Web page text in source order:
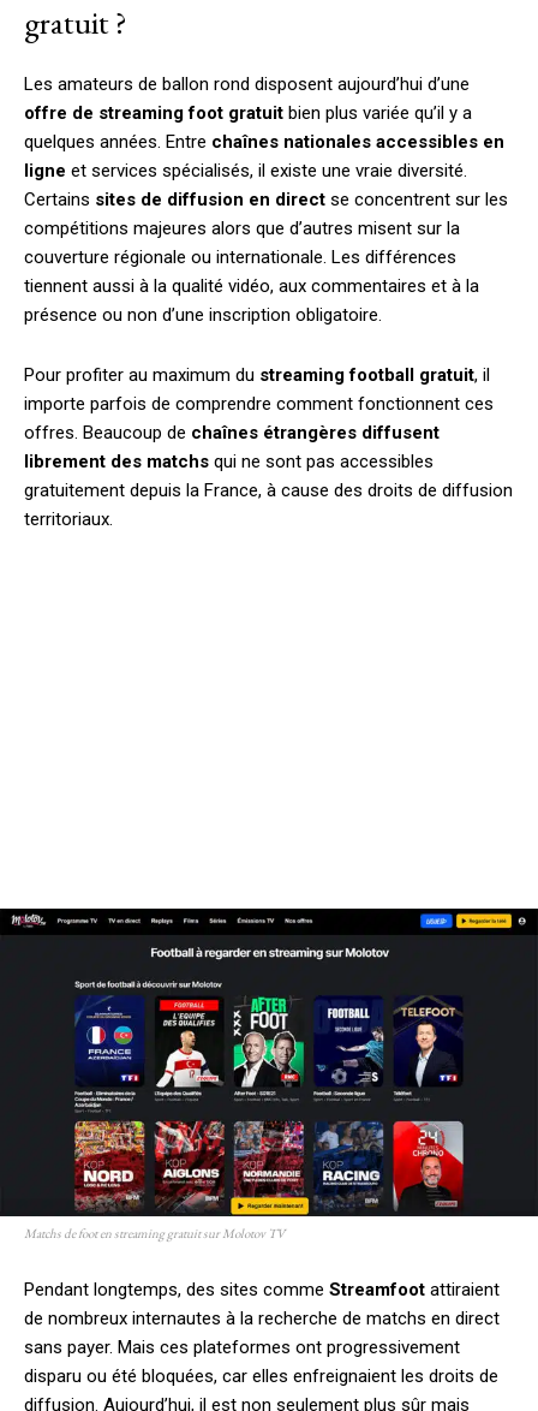
gratuit ?
Les amateurs de ballon rond disposent aujourd’hui d’une
offre de streaming foot gratuit bien plus variée qu’il y a
quelques années. Entre chaînes nationales accessibles en
ligne et services spécialisés, il existe une vraie diversité.
Certains sites de diffusion en direct se concentrent sur les
compétitions majeures alors que d’autres misent sur la
couverture régionale ou internationale. Les différences
tiennent aussi à la qualité vidéo, aux commentaires et à la
présence ou non d’une inscription obligatoire.
Pour profiter au maximum du streaming football gratuit, il
importe parfois de comprendre comment fonctionnent ces
offres. Beaucoup de chaînes étrangères diffusent
librement des matchs qui ne sont pas accessibles
gratuitement depuis la France, à cause des droits de diffusion
territoriaux.
Matchs de foot en streaming gratuit sur Molotov TV
Pendant longtemps, des sites comme Streamfoot attiraient
de nombreux internautes à la recherche de matchs en direct
sans payer. Mais ces plateformes ont progressivement
disparu ou été bloquées, car elles enfreignaient les droits de
diffusion. Aujourd’hui, il est non seulement plus sûr mais